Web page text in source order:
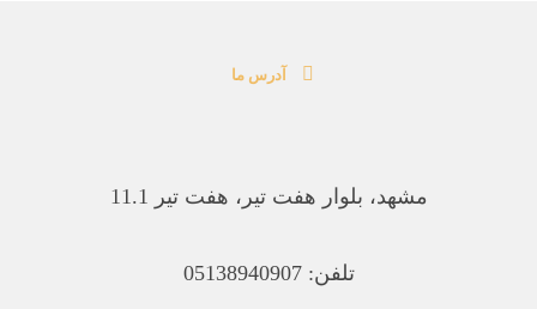
آدرس ما
مشهد، بلوار هفت تیر، هفت تیر 11.1
تلفن: 05138940907